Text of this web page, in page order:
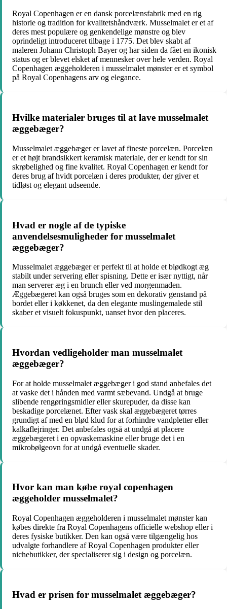
Royal Copenhagen er en dansk porcelænsfabrik med en rig
historie og tradition for kvalitetshåndværk. Musselmalet er et af
deres mest populære og genkendelige mønstre og blev
oprindeligt introduceret tilbage i 1775. Det blev skabt af
maleren Johann Christoph Bayer og har siden da fået en ikonisk
status og er blevet elsket af mennesker over hele verden. Royal
Copenhagen æggeholderen i musselmalet mønster er et symbol
på Royal Copenhagens arv og elegance.
Hvilke materialer bruges til at lave musselmalet
æggebæger?
Musselmalet æggebæger er lavet af fineste porcelæn. Porcelæn
er et højt brandsikkert keramisk materiale, der er kendt for sin
skrøbelighed og fine kvalitet. Royal Copenhagen er kendt for
deres brug af hvidt porcelæn i deres produkter, der giver et
tidløst og elegant udseende.
Hvad er nogle af de typiske
anvendelsesmuligheder for musselmalet
æggebæger?
Musselmalet æggebæger er perfekt til at holde et blødkogt æg
stabilt under servering eller spisning. Dette er især nyttigt, når
man serverer æg i en brunch eller ved morgenmaden.
Æggebægeret kan også bruges som en dekorativ genstand på
bordet eller i køkkenet, da den elegante muslingemalede stil
skaber et visuelt fokuspunkt, uanset hvor den placeres.
Hvordan vedligeholder man musselmalet
æggebæger?
For at holde musselmalet æggebæger i god stand anbefales det
at vaske det i hånden med varmt sæbevand. Undgå at bruge
slibende rengøringsmidler eller skurepuder, da disse kan
beskadige porcelænet. Efter vask skal æggebægeret tørres
grundigt af med en blød klud for at forhindre vandpletter eller
kalkaflejringer. Det anbefales også at undgå at placere
æggebægeret i en opvaskemaskine eller bruge det i en
mikrobølgeovn for at undgå eventuelle skader.
Hvor kan man købe royal copenhagen
æggeholder musselmalet?
Royal Copenhagen æggeholderen i musselmalet mønster kan
købes direkte fra Royal Copenhagens officielle webshop eller i
deres fysiske butikker. Den kan også være tilgængelig hos
udvalgte forhandlere af Royal Copenhagen produkter eller
nichebutikker, der specialiserer sig i design og porcelæn.
Hvad er prisen for musselmalet æggebæger?